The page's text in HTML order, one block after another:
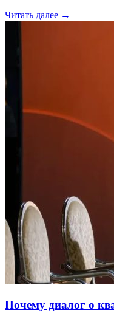
Читать далее →
Почему диалог о